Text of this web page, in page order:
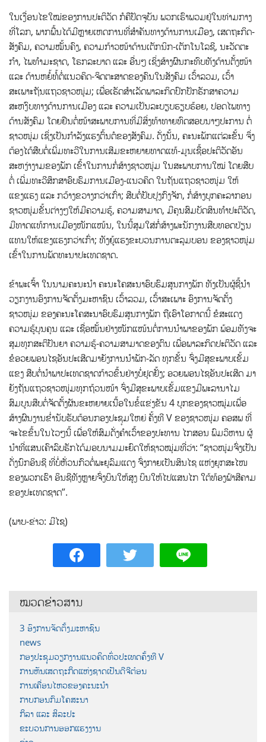
ໃນເງື່ອນໄຂໃໝ່ຂອງການປະຕິວັດ ກໍຄືປັດຈຸບັນ ພວກເຮົາພວມຢູ່ໃນທ່າມກາງ
ທີ່ໂລກ, ພາກພື້ນໄດ້ມີຫຼາຍເຫດການທີ່ສຳຄັນທາງດ້ານການເມືອງ, ເສດຖະກິດ-
ສັງຄົມ, ຄວາມໝັ້ນຄົງ, ຄວາມກ້າວໜ້າດ້ານເຕັກນິກ-ເຕັກໂນໂລຊີ, ນະວັດຕະ
ກຳ, ໄພທຳມະຊາດ, ໂຣກລະບາດ ແລະ ອື່ນໆ ເຊິ່ງສ້າງຜົນກະທົບທັງດ້ານຕັ້ງໜ້າ
ແລະ ດ້ານຫຍໍ້ທໍ້ຕໍ່ແນວຄິດ-ຈິດຕະສາດຂອງຄົນໃນສັງຄົມ ເວົ້າລວມ, ເວົ້າ
ສະເພາະຖັນແຖວຊາວໜຸ່ມ; ເພື່ອເຮັດສໍາເລັດພາລະກິດປົກປັກຮັກສາຄວາມ
ສະຫງົບທາງດ້ານການເມືອງ ແລະ ຄວາມເປັນລະບຽບຮຽບຮ້ອຍ, ປອດໄພທາງ
ດ້ານສັງຄົມ ໂດຍຢືນຕໍ່ໜ້າສະພາບການທີ່ມີສິ່ງທ້າທາຍທົດສອບນາໆປະການ ຕໍ່
ຊາວໜຸ່ມ ເຊິ່ງເປັນກຳລັງແຮງຕົ້ນຕໍຂອງສັງຄົມ. ດັ່ງນັ້ນ, ຄະນະພັກແຕ່ລະຂັ້ນ ຈຶ່ງ
ຕ້ອງໄດ້ສືບຕໍ່ເພີ່ມທະວີໃນການເສີມຂະຫຍາຍທາດແທ້-ມູນເຊື້ອປະຕິວັດອັນ
ສະຫງ່າງາມຂອງພັກ ເຂົ້າໃນການກໍ່ສ້າງຊາວໜຸ່ມ ໃນສະພາບການໃໝ່ ໂດຍສືບ
ຕໍ່ ເພີ່ມທະວີສຶກສາອົບຮົມການເມືອງ-ແນວຄິດ ໃນຖັນແຖວຊາວໜຸ່ມ ໃຫ້
ແຂງແຮງ ແລະ ກວ້າງຂວາງກວ່າເກົ່າ; ສືບຕໍ່ປັບປຸງກົງຈັກ, ກໍ່ສ້າງບຸກຄະລາກອນ
ຊາວໜຸ່ມຂັ້ນຕ່າງໆໃຫ້ມີຄວາມຮູ້, ຄວາມສາມາດ, ມີຄຸນສົມບັດສິນທໍາປະຕິວັດ,
ມີທາດແທ້ການເມືອງໜັກແໜ້ນ, ໃນນີ້ສຸມໃສ່ກໍ່ສ້າງພະນັກງານສືບທອດປ່ຽນ
ແທນໃຫ້ແຂງແຮງກວ່າເກົ່າ; ທັງຍູ້ແຮງຂະບວນການຕະລຸມບອນ ຂອງຊາວໜຸ່ມ
ເຂົ້າໃນການພັດທະນາປະເທດຊາດ.
ຂ້າພະເຈົ້າ ໃນນາມຄະນະນໍາ ຄະນະໂຄສະນາອົບຮົມສູນກາງພັກ ທັງເປັນຜູ້ຊີ້ນໍາ
ວຽກງານອົງການຈັດຕັ້ງມະຫາຊົນ ເວົ້າລວມ, ເວົ້າສະເພາະ ອົງການຈັດຕັ້ງ
ຊາວໜຸ່ມ ຂອງຄະນະໂຄສະນາອົບຮົມສູນກາງພັກ ຖືເອົາໂອກາດນີ້ ຂໍສະແດງ
ຄວາມຮູ້ບຸນຄຸນ ແລະ ເຊື່ອໝັ້ນຢ່າງໜັກແໜ້ນຕໍ່ການນຳພາຂອງພັກ ພ້ອມທັງຈະ
ສຸມທຸກສະຕິປັນຍາ ຄວາມຮູ້-ຄວາມສາມາດຂອງຕົນ ເພື່ອພາລະກິດປະຕິວັດ ແລະ
ຂໍອວຍພອນໄຊອັນປະເສີດມາຍັງການນໍາພັກ-ລັດ ທຸກຂັ້ນ ຈົ່ງມີສຸຂະພາບເຂັ້ມ
ແຂງ ສືບຕໍ່ນໍາພາປະເທດຊາດກ້າວຂຶ້ນຢ່າງບໍ່ຢຸດຢັ້ງ; ອວຍພອນໄຊອັນປະເສີດ ມາ
ຍັງຖັນແຖວຊາວໜຸ່ມທຸກຖ້ວນໜ້າ ຈົ່ງມີສຸຂະພາບເຂັ້ມແຂງມີພະລານາໄມ
ສົມບູນສືບຕໍ່ຈັດຕັ້ງຜັນຂະຫຍາຍເນື້ອໃນຂໍ້ແຂ່ງຂັນ 4 ບຸກຂອງຊາວໝຸ່ມເພື່ອ
ສ້າງຜົນງານຂໍ່ານັບຮັບຕ້ອນກອງປະຊຸມໃຫຍ່ ຄັ້ງທີ V ຂອງຊາວໜຸ່ມ ຄອສພ ທີ່
ຈະໄຂຂຶ້ນໃນໄວໆນີ້ ເພື່ອໃຫ້ສົມດັ່ງຄໍາເວົ້າຂອງປະທານ ໄກສອນ ພົມວິຫານ ຜູ້
ນໍາທີ່ແສນເຄົາລົບຮັກໄດ້ມອບນາມມະຍົດໃຫ້ຊາວໝຸ່ມທີ່ວ່າ: “ຊາວໜຸ່ມຈົ່ງເປັນ
ດັ່ງນົກອິນຊີ ທີ່ບໍ່ຫັ່ວນກົວຕໍ່ພະຍຸລົມແດງ ຈົ່ງກາຍເປັນສິນໄຊ ແຫ່ງຍຸກສະໄໜ
ຂອງພວກເຮົາ ອິນຊີທັງຫຼາຍຈົ່ງບິນໃຫ້ສູງ ບິນໃຫ້ໄປແສນໄກ ໃຕ້ທ້ອງຟ້າສີຄາມ
ຂອງປະເທດຊາດ”.
(ພາບ-ຂ່າວ: ມີໄຊ)
ໝວດຂ່າວສານ
3 ອົງການຈັດຕັ້ງມະຫາຊົນ
news
ກອງປະຊຸມວຽກງານແນວຄິດທົ່ວປະເທດຄັ້ງທີ V
ການຫັນເສດຖະກິດແຫ່ງຊາດເປັນດີຈີຕ໋ອນ
ການເຄື່ອນໄຫວຂອງຄະນະນຳ
ກາບກອນກົມໂຄສະນາ
ກິລາ ແລະ ສິລະປະ
ຂະບວນການອອກແຮງງານ